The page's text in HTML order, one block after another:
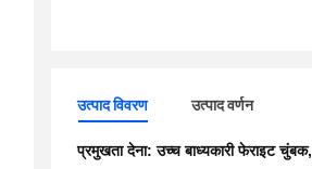
उत्पाद विवरण उत्पाद वर्णन
प्रमुखता देना:उच्च बाध्यकारी फेराइट चुंबक,